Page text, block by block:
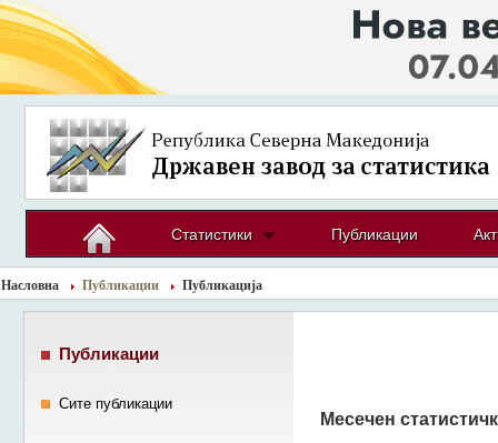
Статистики Публикации
Насловна Публикации Публикација
Месечен
Публикации
Сите публикации